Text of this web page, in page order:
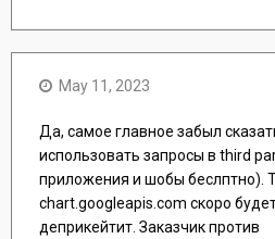
May 11, 2023
Да, самое главное забыл
использовать запросы в third
приложения и шобы беслптно).
chart.googleapis.com скоро
деприкейтит. Заказчик против